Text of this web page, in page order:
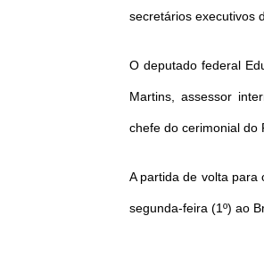
secretários executivos
O deputado federal
Martins, assessor
chefe do cerimonial do
A partida de volta para
segunda-feira (1º) ao